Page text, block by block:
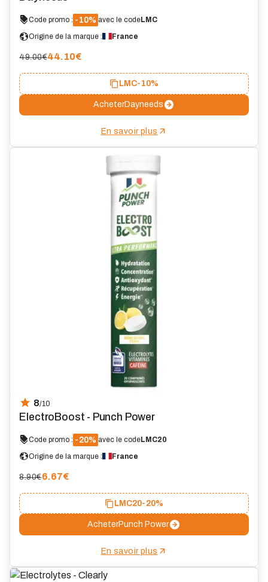
Code promo : -10% avec le codeLMC
Origine de la marque :
France
49.00€44.10€
LMC-10%
AcheterDayneeds
En savoir plus
8/10
ElectroBoost - Punch Power
Code promo : -20% avec le codeLMC20
Origine de la marque :
France
8.90€6.67€
LMC20-20%
AcheterPunch Power
En savoir plus